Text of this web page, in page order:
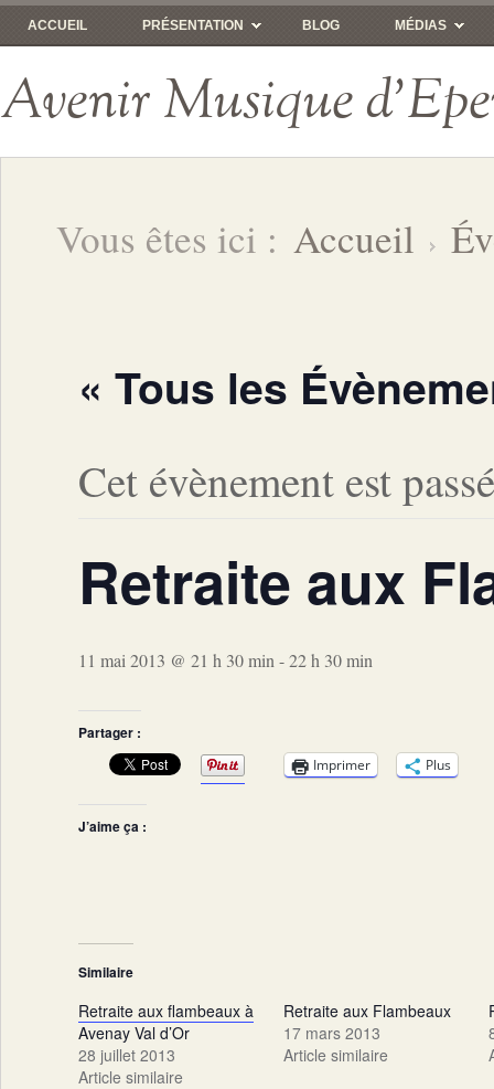
ACCUEIL PRÉSENTATION BLOG MÉDIAS
Avenir Musique
Vous êtes ici : Accueil
« Tous les
Cet évènement est
Retraite aux
11 mai 2013 @ 21 h 30 min -22 h 30 min
Partager :
Imprimer Plus
J’aime ça :
Similaire
Retraite aux flambeaux à
Avenay Val d’Or
28 juillet 2013
Article similaire
Retraite aux Flambeaux
17 mars 2013
Article similaire